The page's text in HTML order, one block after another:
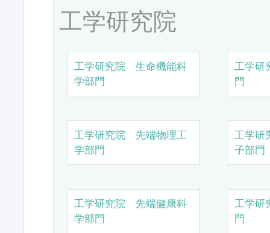
工学研究院
工学研究院 生命機能科
学部門
工学研
門
工学研究院 先端物理工
学部門
工学研
子部門
工学研究院 先端健康科
学部門
工学研
門